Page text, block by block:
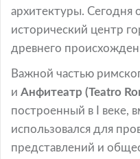
архитектуры. Сегодня
исторический центр
древнего
Важной частью
и Анфитеатр (Teatro
построенный в I веке,
использовался для
представлений и